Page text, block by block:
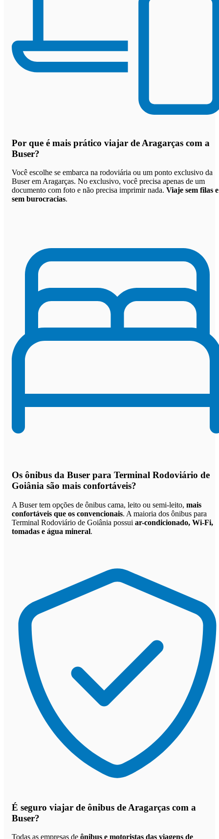
Por que é mais prático viajar de Aragarças com a
Buser?
Você escolhe se embarca na rodoviária ou um ponto exclusivo da
Buser em Aragarças. No exclusivo, você precisa apenas de um
documento com foto e não precisa imprimir nada. Viaje sem filas e
sem burocracias.
Os ônibus da Buser para Terminal Rodoviário de
Goiânia são mais confortáveis?
A Buser tem opções de ônibus cama, leito ou semi-leito, mais
confortáveis que os convencionais. A maioria dos ônibus para
Terminal Rodoviário de Goiânia possui ar-condicionado, Wi-Fi,
tomadas e água mineral.
É seguro viajar de ônibus de Aragarças com a
Buser?
Todas as empresas de ônibus e motoristas das viagens de